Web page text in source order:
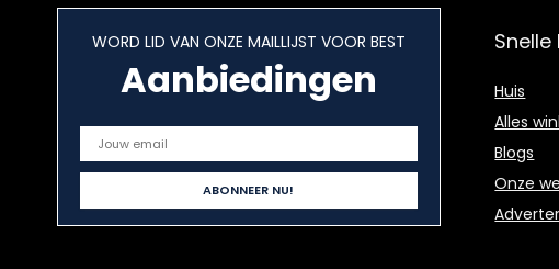
WORD LID VAN ONZE MAILLIJST VOOR BEST
Aanbiedingen
Snelle
Huis
Alles
Blogs
Onze